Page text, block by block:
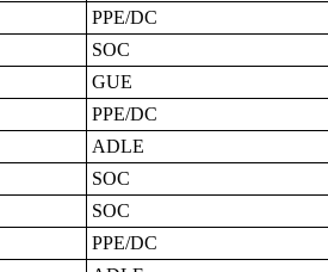
PPE/DC
SOC
GUE
PPE/DC
ADLE
SOC
SOC
PPE/DC